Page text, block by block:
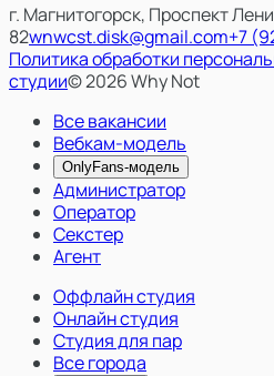
г. Магнитогорск, Проспект
82wnwcst.disk@gmail.com+7
Политика обработки
студии© 2026 Why Not
Все вакансии
Вебкам-модель
OnlyFans-модель
Администратор
Оператор
Секстер
Агент
Оффлайн студия
Онлайн студия
Студия для пар
Все города